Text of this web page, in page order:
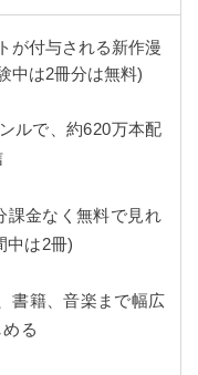
が付与される新作漫
中は2冊分は無料)
ルで、約620万本配
課金なく無料で見れ
中は2冊)
書籍、音楽まで幅広
める